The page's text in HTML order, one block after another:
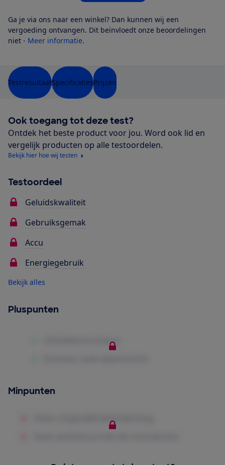
Ga je via ons naar een winkel? Dan kunnen wij een
vergoeding ontvangen. Dit beïnvloedt onze beoordelingen
niet - Meer informatie.
TestresultaatSpecificatiesPrijzen
Ook toegang tot deze test?
Ontdek het beste product voor jou. Word ook lid en
vergelijk producten op alle testoordelen.
Bekijk hier hoe wij testen
Testoordeel
Geluidskwaliteit
Gebruiksgemak
Accu
Energiegebruik
Bekijk alles
Pluspunten
Minpunten